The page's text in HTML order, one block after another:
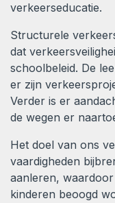
verkeerseducatie.
Structurele
dat
schoolbeleid. De
er zijn
Verder is er
de wegen er
Het doel van ons
vaardigheden
aanleren,
kinderen beoogd